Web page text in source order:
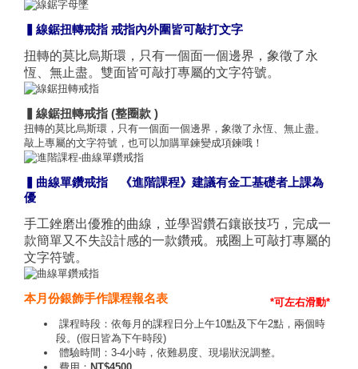
▍線鋸扭轉戒指 戒指內外圍皆可敲打文字
扭轉的莫比烏斯環，只有一個面一個邊界，象徵了永
恆、無止盡。雙面皆可敲打專屬的文字符號。
▍線鋸扭轉戒指 (整圈款 )
扭轉的莫比烏斯環，只有一個面一個邊界，象徵了永恆、無止盡。
敲上專屬的文字符號，也可以加購單鍊變成項鍊哦！
▍曲線單鑽戒指 《進階課程》建議有金工基礎者上課為
優
手工銼磨出優雅的曲線，並學習鑽石鑲嵌技巧，完成一
款簡單又不失設計感的一款鑽戒。戒圈上可敲打專屬的
文字符號。
本月份銀飾手作課程報名表
課程時段：依每月的課程日分上午10點及下午2點，兩個時
段。(假日皆為下午時段)
體驗時間：3-4小時，依難易度、現場狀況調整。